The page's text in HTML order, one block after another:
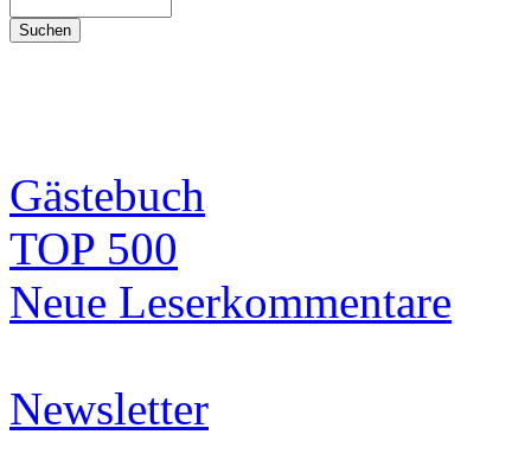
Gästebuch
TOP 500
Neue Leserkommentare
Newsletter